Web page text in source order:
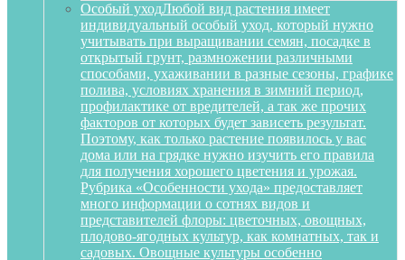
Особый уходЛюбой вид растения имеет
индивидуальный особый уход, который нужно
учитывать при выращивании семян, посадке в
открытый грунт, размножении различными
способами, ухаживании в разные сезоны, графике
полива, условиях хранения в зимний период,
профилактике от вредителей, а так же прочих
факторов от которых будет зависеть результат.
Поэтому, как только растение появилось у вас
дома или на грядке нужно изучить его правила
для получения хорошего цветения и урожая.
Рубрика «Особенности ухода» предоставляет
много информации о сотнях видов и
представителей флоры: цветочных, овощных,
плодово-ягодных культур, как комнатных, так и
садовых. Овощные культуры особенно